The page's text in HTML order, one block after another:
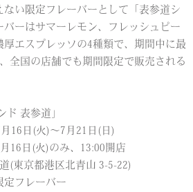
ない限定フレーバーとして「表参道シ
バーはサマーレモン、フレッシュピー
エスプレッソの4種類で、期間中に最
全国の店舗でも期間限定で販売される
ド 表参道」
16日(火)〜7月21日(日)
16日(火)のみ、13:00開店
(東京都港区北青山 3-5-22)
定フレーバー